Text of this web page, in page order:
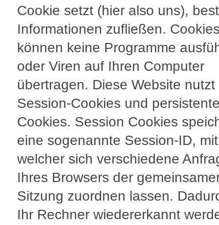
Cookie setzt (hier also uns),
Informationen zufließen.
können keine Programme
oder Viren auf Ihren Computer
übertragen. Diese Website nutzt
Session-Cookies und
Cookies. Session Cookies
eine sogenannte Session-ID, mit
welcher sich verschiedene
Ihres Browsers der
Sitzung zuordnen lassen.
Ihr Rechner wiedererkannt